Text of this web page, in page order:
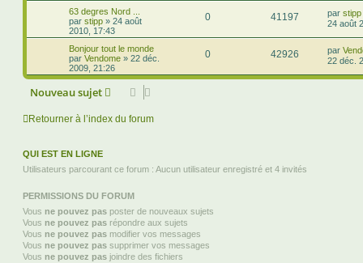
63 degres Nord ...
par stipp » 24 août
2010, 17:43
0 41197 par stipp
24 août
Bonjour tout le monde
par Vendome » 22 déc.
2009, 21:26
0 42926 par
22 déc.
Nouveau sujet
Retourner à l’index du forum
QUI EST EN LIGNE
Utilisateurs parcourant ce forum : Aucun utilisateur enregistré et 4 invités
PERMISSIONS DU FORUM
Vous ne pouvez pas poster de nouveaux sujets
Vous ne pouvez pas répondre aux sujets
Vous ne pouvez pas modifier vos messages
Vous ne pouvez pas supprimer vos messages
Vous ne pouvez pas joindre des fichiers